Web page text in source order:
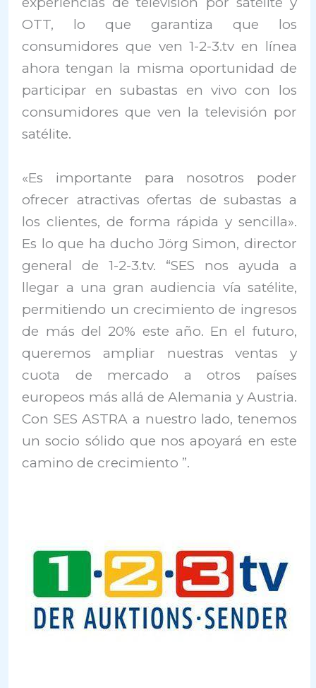
OTT, lo que garantiza que los
consumidores que ven 1-2-3.tv en línea
ahora tengan la misma oportunidad de
participar en subastas en vivo con los
consumidores que ven la televisión por
satélite.
«Es importante para nosotros poder
ofrecer atractivas ofertas de subastas a
los clientes, de forma rápida y sencilla».
Es lo que ha ducho Jörg Simon, director
general de 1-2-3.tv. “SES nos ayuda a
llegar a una gran audiencia vía satélite,
permitiendo un crecimiento de ingresos
de más del 20% este año. En el futuro,
queremos ampliar nuestras ventas y
cuota de mercado a otros países
europeos más allá de Alemania y Austria.
Con SES ASTRA a nuestro lado, tenemos
un socio sólido que nos apoyará en este
camino de crecimiento ”.